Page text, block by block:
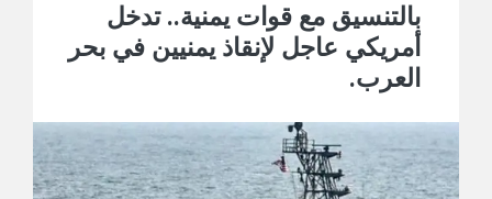
بالتنسيق مع قوات يمنية.. تدخل
أمريكي عاجل لإنقاذ يمنيين في بحر
العرب.